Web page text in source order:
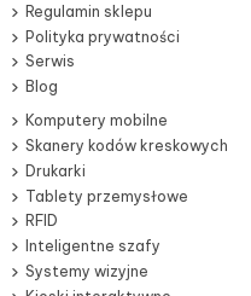
Regulamin sklepu
Polityka prywatności
Serwis
Blog
Komputery mobilne
Skanery kodów kreskowych
Drukarki
Tablety przemysłowe
RFID
Inteligentne szafy
Systemy wizyjne